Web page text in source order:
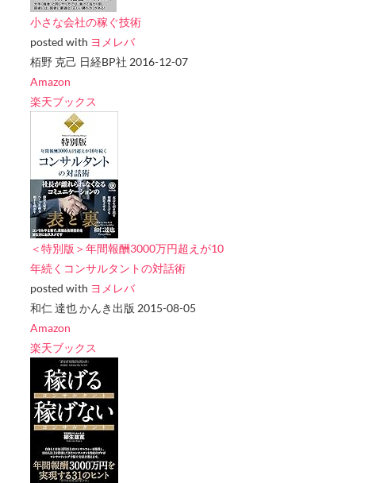
小さな会社の稼ぐ技術
posted with ヨメレバ
栢野 克己 日経BP社 2016-12-07
Amazon
楽天ブックス
＜特別版＞年間報酬3000万円超えが10
年続くコンサルタントの対話術
posted with ヨメレバ
和仁 達也 かんき出版 2015-08-05
Amazon
楽天ブックス